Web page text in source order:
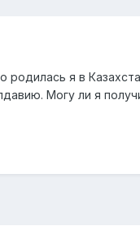
родилась я в
Могу ли я